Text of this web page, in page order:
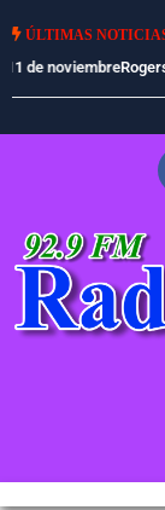
ÚLTIMAS
Rogers Valencia,
Nasca